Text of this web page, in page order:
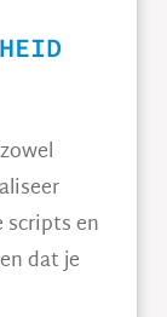
scripts en
dat je